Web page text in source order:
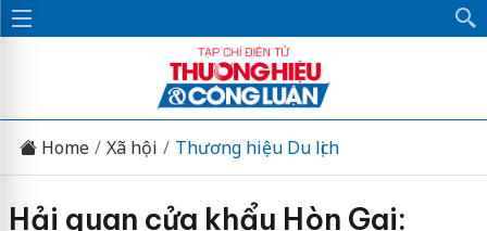
Home Xã hội Thương hiệu Du lịch
Hải quan cửa khẩu Hòn Gai: